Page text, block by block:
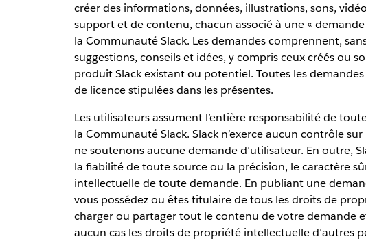
créer des informations, données, illustrations, sons,
support et de contenu, chacun associé à une «
la Communauté Slack. Les demandes comprennent,
suggestions, conseils et idées, y compris ceux créés ou
produit Slack existant ou potentiel. Toutes les
de licence stipulées dans les présentes.
Les utilisateurs assument l’entière responsabilité de
la Communauté Slack. Slack n’exerce aucun contrôle
ne soutenons aucune demande d’utilisateur. En outre,
la fiabilité de toute source ou la précision, le caractère
intellectuelle de toute demande. En publiant une
vous possédez ou êtes titulaire de tous les droits de
charger ou partager tout le contenu de votre demande
aucun cas les droits de propriété intellectuelle d’autres